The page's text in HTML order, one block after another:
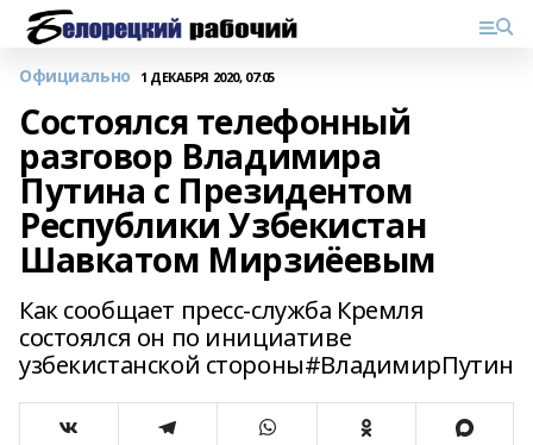
Официально 1 ДЕКАБРЯ 2020, 07:05
Состоялся телефонный
разговор Владимира
Путина с Президентом
Республики Узбекистан
Шавкатом Мирзиёевым
Как сообщает пресс-служба Кремля
состоялся он по инициативе
узбекистанской стороны#ВладимирПутин